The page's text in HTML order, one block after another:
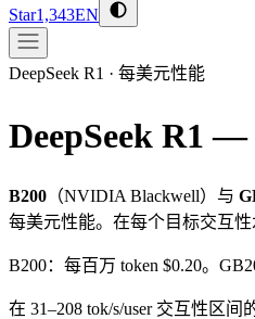
Star1,343EN
DeepSeek R1 · 每美元性能
DeepSeek R1
B200 （NVIDIA Blackwell）与
每美元性能。在每个目标交互
B200：每百万 token $0.20。
在 31–208 tok/s/user 交互性区